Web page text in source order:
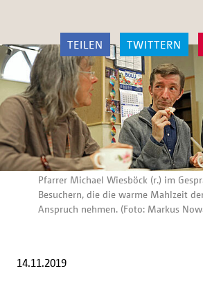
TEILEN TWITTERN
Pfarrer Michael Wiesböck (r.) im
Besuchern, die die warme Mahlzeit
Anspruch nehmen. (Foto: Markus
14.11.2019